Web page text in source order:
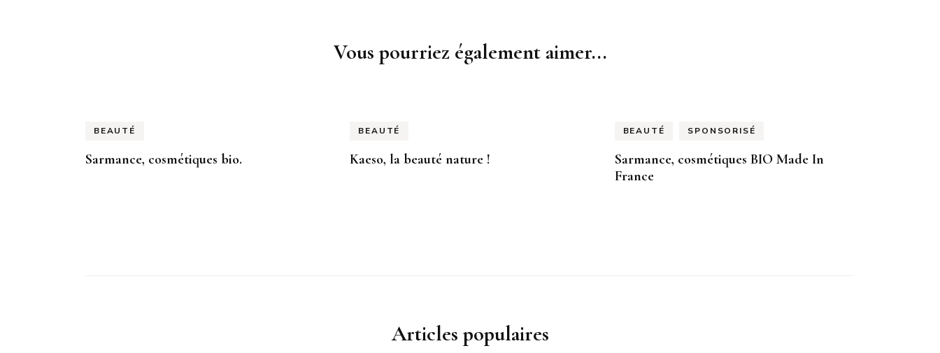
Vous pourriez également aimer...
BEAUTÉ
Sarmance, cosmétiques bio.
BEAUTÉ
Kaeso, la beauté nature !
BEAUTÉ SPONSORISÉ
Sarmance, cosmétiques BIO Made In
France
Articles populaires